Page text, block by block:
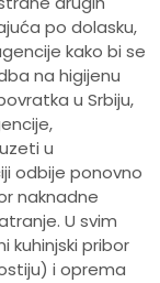
po dolasku,
kako bi se
na higijenu
u Srbiju,
u
odbije ponovno
naknadne
U svim
kuhinjski pribor
i oprema